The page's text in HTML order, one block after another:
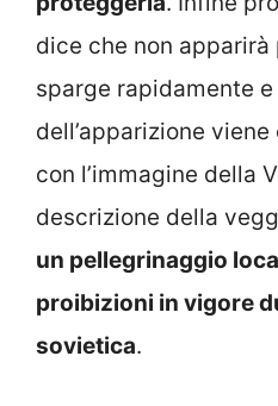
dice che non apparirà
sparge rapidamente
dell’apparizione
con l’immagine della
descrizione della
un pellegrinaggio
proibizioni in vigore
sovietica.